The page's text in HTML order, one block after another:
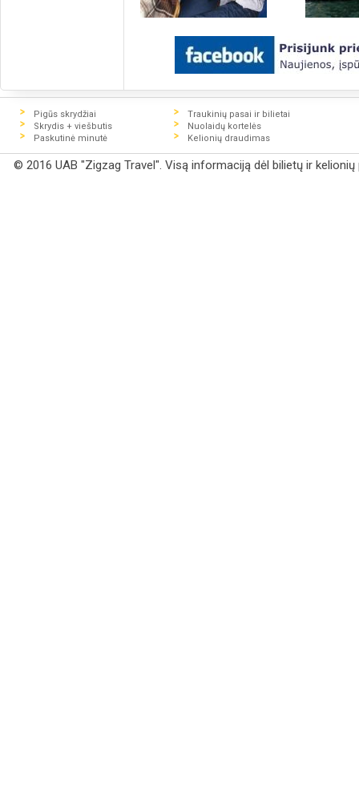
Pigūs skrydžiai
Skrydis + viešbutis
Paskutinė minutė
Traukinių pasai ir bilietai
Nuolaidų kortelės
Kelionių draudimas
© 2016 UAB "Zigzag Travel". Visą informaciją dėl bilietų ir